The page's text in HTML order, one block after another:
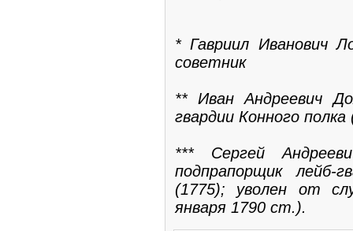
* Гавриил Иванович
советник
** Иван Андреевич
гвардии Конного
*** Сергей
подпрапорщик лейб-
(1775); уволен от
января 1790 ст.).